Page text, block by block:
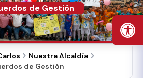
de Gestión
Nuestra Alcaldía
de Gestión